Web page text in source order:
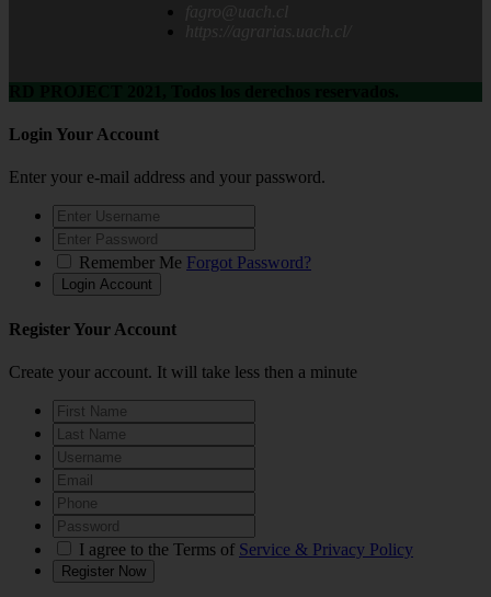
Login Your Account
Enter your e-mail address and your password.
Remember Me Forgot Password?
Register Your Account
Create your account. It will take less then a minute
I agree to the Terms of Service & Privacy Policy